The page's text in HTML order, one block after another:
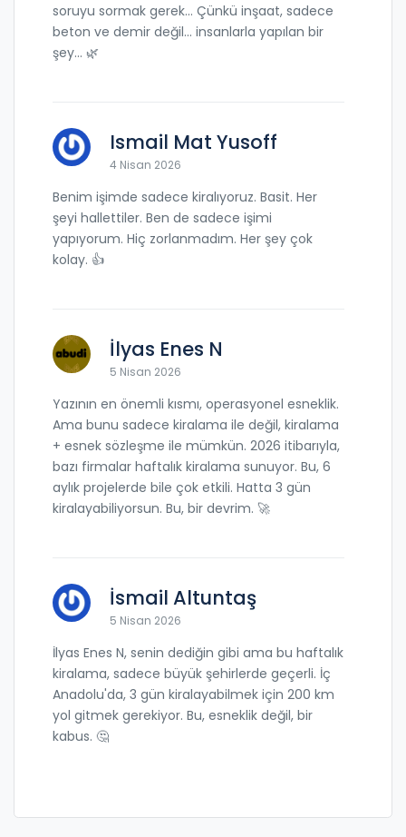
soruyu sormak gerek... Çünkü inşaat, sadece
beton ve demir değil... insanlarla yapılan bir
şey... 🌿
Ismail Mat Yusoff
4 Nisan 2026
Benim işimde sadece kiralıyoruz. Basit. Her
şeyi hallettiler. Ben de sadece işimi
yapıyorum. Hiç zorlanmadım. Her şey çok
kolay. 👍
İlyas Enes N
5 Nisan 2026
Yazının en önemli kısmı, operasyonel esneklik.
Ama bunu sadece kiralama ile değil, kiralama
+ esnek sözleşme ile mümkün. 2026 itibarıyla,
bazı firmalar haftalık kiralama sunuyor. Bu, 6
aylık projelerde bile çok etkili. Hatta 3 gün
kiralayabiliyorsun. Bu, bir devrim. 🚀
İsmail Altuntaş
5 Nisan 2026
İlyas Enes N, senin dediğin gibi ama bu haftalık
kiralama, sadece büyük şehirlerde geçerli. İç
Anadolu'da, 3 gün kiralayabilmek için 200 km
yol gitmek gerekiyor. Bu, esneklik değil, bir
kabus. 🤔